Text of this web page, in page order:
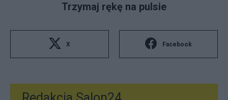
Trzymaj rękę na pulsie
X Facebook